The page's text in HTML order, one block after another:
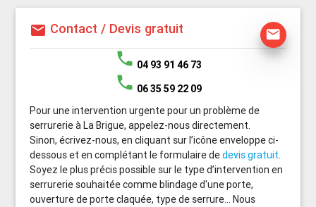
mail Contact / Devis gratuit mail
phone 04 93 91 46 73
phone 06 35 59 22 09
Pour une intervention urgente pour un problème de
serrurerie à La Brigue, appelez-nous directement.
Sinon, écrivez-nous, en cliquant sur l’icône enveloppe ci-
dessous et en complétant le formulaire dedevis gratuit.
Soyez le plus précis possible sur le type d’intervention en
serrurerie souhaitée comme blindage d'une porte,
ouverture de porte claquée, type de serrure... Nous